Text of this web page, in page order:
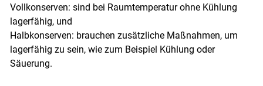
Vollkonserven: sind bei Raumtemperatur ohne Kühlung
lagerfähig, und
Halbkonserven: brauchen zusätzliche Maßnahmen, um
lagerfähig zu sein, wie zum Beispiel Kühlung oder
Säuerung.